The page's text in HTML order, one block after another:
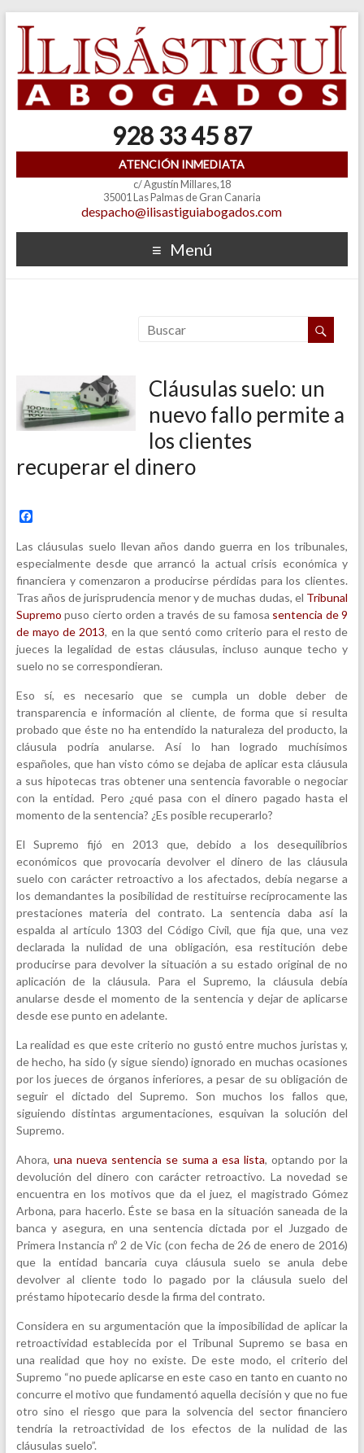
928 33 45 87
ATENCIÓN INMEDIATA
c/ Agustín Millares,18
35001 Las Palmas de Gran Canaria
despacho@ilisastiguiabogados.com
Menú
Cláusulas suelo: un
nuevo fallo permite a
los clientes
recuperar el dinero
F
c
e
b
o
o
k
Las cláusulas suelo llevan años dando guerra en los tribunales,
especialmente desde que arrancó la actual crisis económica y
financiera y comenzaron a producirse pérdidas para los clientes.
Tras años de jurisprudencia menor y de muchas dudas, el Tribunal
Supremo puso cierto orden a través de su famosa sentencia de 9
de mayo de 2013, en la que sentó como criterio para el resto de
jueces la legalidad de estas cláusulas, incluso aunque techo y
suelo no se correspondieran.
Eso sí, es necesario que se cumpla un doble deber de
transparencia e información al cliente, de forma que si resulta
probado que éste no ha entendido la naturaleza del producto, la
cláusula podría anularse. Así lo han logrado muchísimos
españoles, que han visto cómo se dejaba de aplicar esta cláusula
a sus hipotecas tras obtener una sentencia favorable o negociar
con la entidad. Pero ¿qué pasa con el dinero pagado hasta el
momento de la sentencia? ¿Es posible recuperarlo?
El Supremo fijó en 2013 que, debido a los desequilibrios
económicos que provocaría devolver el dinero de las cláusula
suelo con carácter retroactivo a los afectados, debía negarse a
los demandantes la posibilidad de restituirse recíprocamente las
prestaciones materia del contrato. La sentencia daba así la
espalda al artículo 1303 del Código Civil, que fija que, una vez
declarada la nulidad de una obligación, esa restitución debe
producirse para devolver la situación a su estado original de no
aplicación de la cláusula. Para el Supremo, la cláusula debía
anularse desde el momento de la sentencia y dejar de aplicarse
desde ese punto en adelante.
La realidad es que este criterio no gustó entre muchos juristas y,
de hecho, ha sido (y sigue siendo) ignorado en muchas ocasiones
por los jueces de órganos inferiores, a pesar de su obligación de
seguir el dictado del Supremo. Son muchos los fallos que,
siguiendo distintas argumentaciones, esquivan la solución del
Supremo.
Ahora, una nueva sentencia se suma a esa lista, optando por la
devolución del dinero con carácter retroactivo. La novedad se
encuentra en los motivos que da el juez, el magistrado Gómez
Arbona, para hacerlo. Éste se basa en la situación saneada de la
banca y asegura, en una sentencia dictada por el Juzgado de
Primera Instancia nº 2 de Vic (con fecha de 26 de enero de 2016)
que la entidad bancaria cuya cláusula suelo se anula debe
devolver al cliente todo lo pagado por la cláusula suelo del
préstamo hipotecario desde la firma del contrato.
Considera en su argumentación que la imposibilidad de aplicar la
retroactividad establecida por el Tribunal Supremo se basa en
una realidad que hoy no existe. De este modo, el criterio del
Supremo “no puede aplicarse en este caso en tanto en cuanto no
concurre el motivo que fundamentó aquella decisión y que no fue
otro sino el riesgo que para la solvencia del sector financiero
tendría la retroactividad de los efectos de la nulidad de las
cláusulas suelo”.